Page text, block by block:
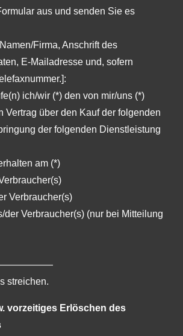
aus und senden Sie es
Firma, Anschrift des
E-Mailadresse und, sofern
ich/wir (*) den von mir/uns (*)
Vertrag über den Kauf der folgenden
der folgenden Dienstleistung
am (*)
Verbraucher(s)
der Verbraucher(s) (nur bei Mitteilung
streichen.
vorzeitiges Erlöschen des